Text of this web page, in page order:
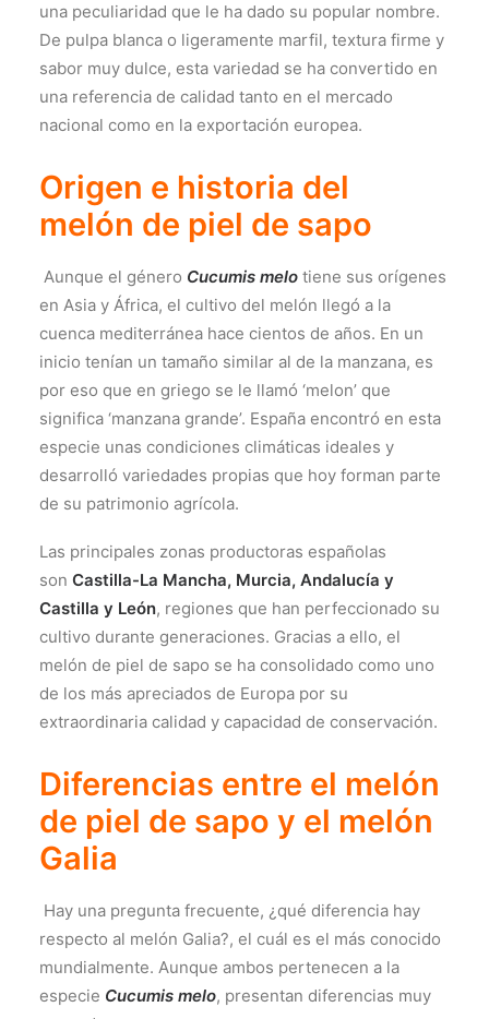
una peculiaridad que le ha dado su popular nombre.
De pulpa blanca o ligeramente marfil, textura firme y
sabor muy dulce, esta variedad se ha convertido en
una referencia de calidad tanto en el mercado
nacional como en la exportación europea.
Origen e historia del
melón de piel de sapo
Aunque el género Cucumis melo tiene sus orígenes
en Asia y África, el cultivo del melón llegó a la
cuenca mediterránea hace cientos de años. En un
inicio tenían un tamaño similar al de la manzana, es
por eso que en griego se le llamó ‘melon’ que
significa ‘manzana grande’. España encontró en esta
especie unas condiciones climáticas ideales y
desarrolló variedades propias que hoy forman parte
de su patrimonio agrícola.
Las principales zonas productoras españolas
son Castilla-La Mancha, Murcia, Andalucía y
Castilla y León, regiones que han perfeccionado su
cultivo durante generaciones. Gracias a ello, el
melón de piel de sapo se ha consolidado como uno
de los más apreciados de Europa por su
extraordinaria calidad y capacidad de conservación.
Diferencias entre el melón
de piel de sapo y el melón
Galia
Hay una pregunta frecuente, ¿qué diferencia hay
respecto al melón Galia?, el cuál es el más conocido
mundialmente. Aunque ambos pertenecen a la
especie Cucumis melo, presentan diferencias muy